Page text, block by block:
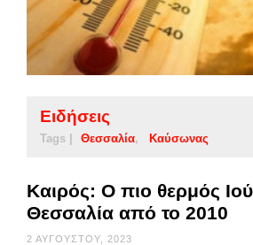
Ειδήσεις
Tags | Θεσσαλία Καύσωνας
Καιρός: Ο πιο θερμός
Θεσσαλία από το 2010
2 ΑΥΓΟΎΣΤΟΥ, 2023